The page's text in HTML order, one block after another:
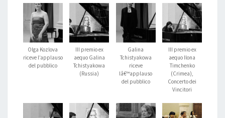
Olga Kozlova
riceve l’applauso
del pubblico
III premio ex
aequo Galina
Tchistyakowa
(Russia)
Galina
Tchistyakowa
riceve
lâ€™applauso
del pubblico
III premio ex
aequo Ilona
Timchenko
(Crimea),
Concerto dei
Vincitori